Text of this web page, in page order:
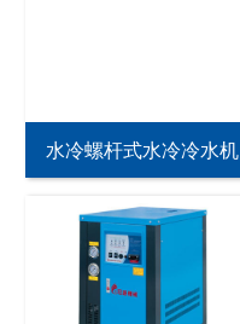
水冷螺杆式水冷冷水机